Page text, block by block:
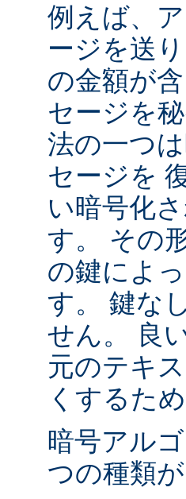
例えば、
ージを送
の金額が
セージを
法の一つ
セージを
い暗号化
す。 その
の鍵によ
す。 鍵な
せん。 良
元のテキ
くするた
暗号アル
つの種類